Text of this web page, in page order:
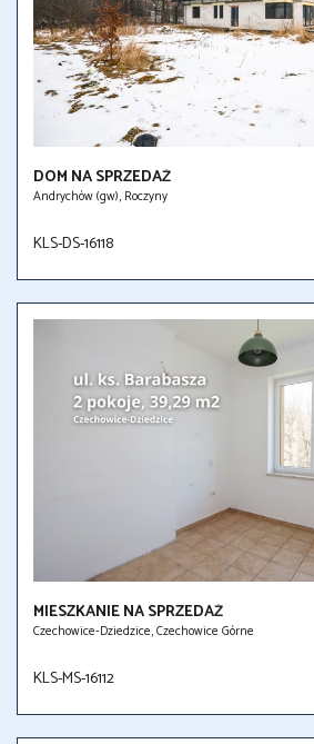
DOM NA SPRZEDAŻ
Andrychów (gw), Roczyny
KLS-DS-16118
MIESZKANIE NA SPRZEDAŻ
Czechowice-Dziedzice, Czechowice Górne
KLS-MS-16112